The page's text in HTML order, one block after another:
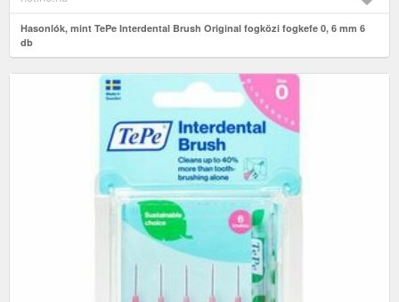
Hasonlók, mint TePe Interdental Brush Original fogközi fogkefe 0, 6 mm 6
db